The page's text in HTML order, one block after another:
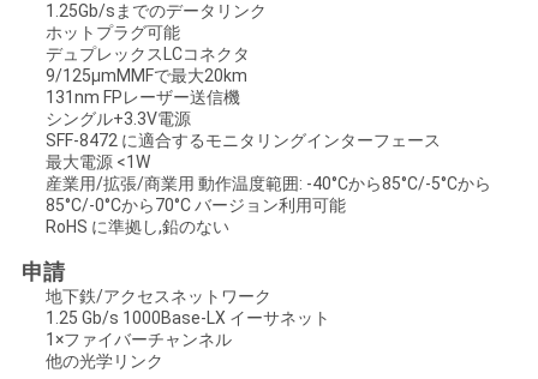
引
1.25Gb/sまでのデータリンク
ホットプラグ可能
デュプレックスLCコネクタ
9/125μmMMFで最大20km
131nm FPレーザー送信機
シングル+3.3V電源
SFF-8472 に適合するモニタリングインターフェース
最大電源 <1W
産業用/拡張/商業用 動作温度範囲: -40°Cから85°C/-5°Cから
85°C/-0°Cから70°C バージョン利用可能
RoHS に準拠し,鉛のない
申請
地下鉄/アクセスネットワーク
1.25 Gb/s 1000Base-LX イーサネット
1×ファイバーチャンネル
他の光学リンク